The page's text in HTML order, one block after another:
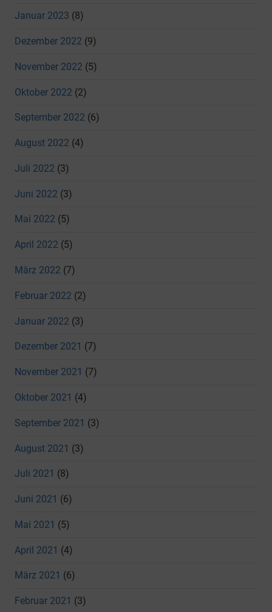
Januar 2023 (8)
Dezember 2022 (9)
November 2022 (5)
Oktober 2022 (2)
September 2022 (6)
August 2022 (4)
Juli 2022 (3)
Juni 2022 (3)
Mai 2022 (5)
April 2022 (5)
März 2022 (7)
Februar 2022 (2)
Januar 2022 (3)
Dezember 2021 (7)
November 2021 (7)
Oktober 2021 (4)
September 2021 (3)
August 2021 (3)
Juli 2021 (8)
Juni 2021 (6)
Mai 2021 (5)
April 2021 (4)
März 2021 (6)
Februar 2021 (3)